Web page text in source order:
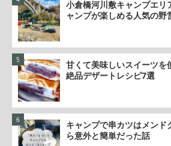
小倉橋河川敷キャンプエリ
ャンプが楽しめる人気の野
甘くて美味しいスイーツを
絶品デザートレシピ7選
キャンプで串カツはメンド
ら意外と簡単だった話